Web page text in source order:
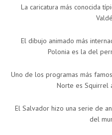
La caricatura más conocida
El dibujo animado más
Polonia es la del
Uno de los programas más
Norte es Squirrel
El Salvador hizo una serie de
del